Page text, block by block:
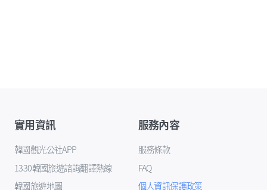
實用資訊
韓國觀光公社APP
1330韓國旅遊諮詢翻譯熱線
韓國旅遊地圖
服務內容
服務條款
FAQ
個人資訊保護政策